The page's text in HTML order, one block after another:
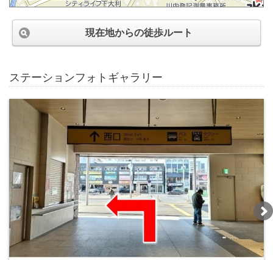
現在地からの徒歩ルート
ステーションフォトギャラリー